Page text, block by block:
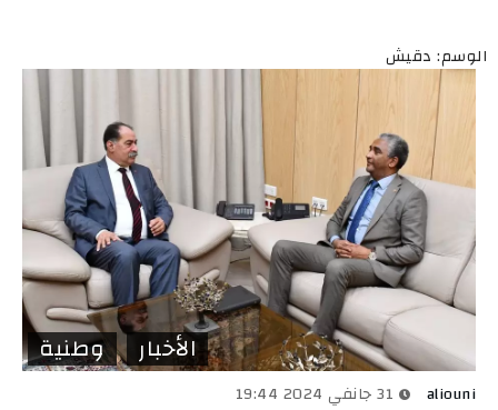
الوسم: دقيش
الأخبار وطنية
aliouni